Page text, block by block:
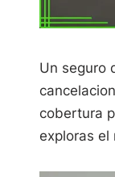
Un seguro
cobertura
exploras el